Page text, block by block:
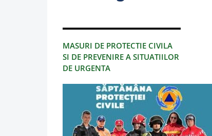
MASURI DE PROTECTIE CIVILA
SI DE PREVENIRE A SITUATIILOR
DE URGENTA